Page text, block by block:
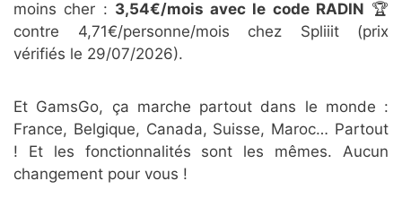
moins cher : 3,54€/mois avec le code RADIN 🏆
contre 4,71€/personne/mois chez Spliiit (prix
vérifiés le 29/07/2026).
Et GamsGo, ça marche partout dans le monde :
France, Belgique, Canada, Suisse, Maroc… Partout
! Et les fonctionnalités sont les mêmes. Aucun
changement pour vous !